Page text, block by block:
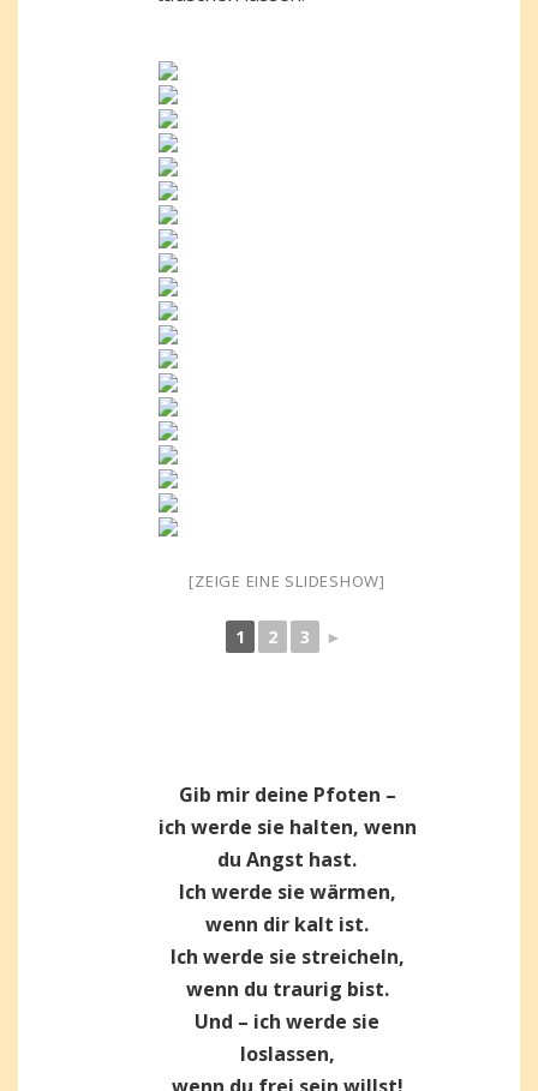
[ZEIGE EINE SLIDESHOW]
1 2 3 ►
Gib mir deine Pfoten –
ich werde sie halten, wenn
du Angst hast.
Ich werde sie wärmen,
wenn dir kalt ist.
Ich werde sie streicheln,
wenn du traurig bist.
Und – ich werde sie
loslassen,